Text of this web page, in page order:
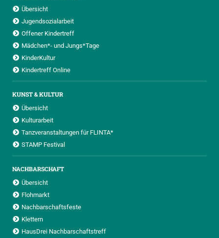
Übersicht
Jugendsozialarbeit
Offener Kindertreff
Mädchen*- und Jungs*Tage
KinderKultur
Kindertreff Online
KUNST & KULTUR
Übersicht
Kulturarbeit
Tanzveranstaltungen für FLINTA*
STAMP Festival
NACHBARSCHAFT
Übersicht
Flohmarkt
Nachbarschaftsfeste
Klettern
HausDrei Nachbarschaftstreff